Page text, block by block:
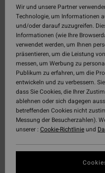
Wir und unsere Partner
Technologie, um Informationen
und/oder darauf zuzugreifen.
Informationen (wie Ihre
verwendet werden, um Ihnen
präsentieren, um die Leistung
messen, um Werbung zu
Publikum zu erfahren, um die
entwickeln und zu verbessern.
dass Sie Cookies, die Ihrer
ablehnen oder sich dagegen
betreffenden Cookies nicht
Messung der Besucherzahlen).
unserer : Cookie-Richtlinieund